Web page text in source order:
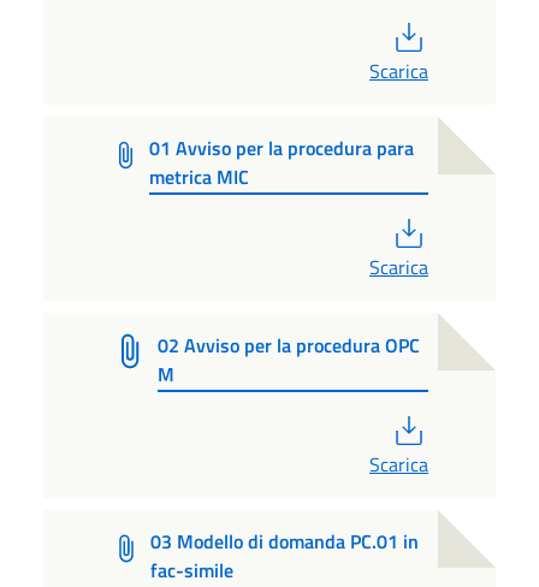
Scarica
01 Avviso per la procedura para
metrica MIC
Scarica
02 Avviso per la procedura OPC
M
Scarica
03 Modello di domanda PC.01 in
fac-simile